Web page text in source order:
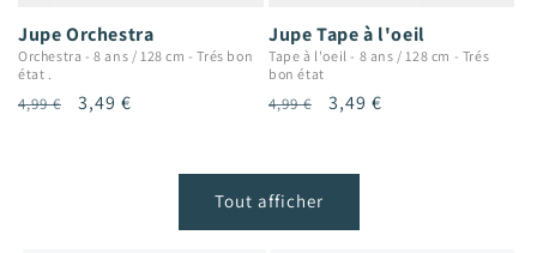
Jupe Orchestra
Orchestra -8 ans / 128 cm -Trés bon
état .
Prix
4,99 €
Prix
3,49 €
Jupe Tape à l'oeil
Tape à l'oeil - 8 ans / 128 cm - Trés
bon état
Prix
4,99 €
Prix
3,49 €
Tout afficher